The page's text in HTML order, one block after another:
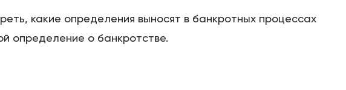
какие определения выносят в банкротных процессах
определение о банкротстве.